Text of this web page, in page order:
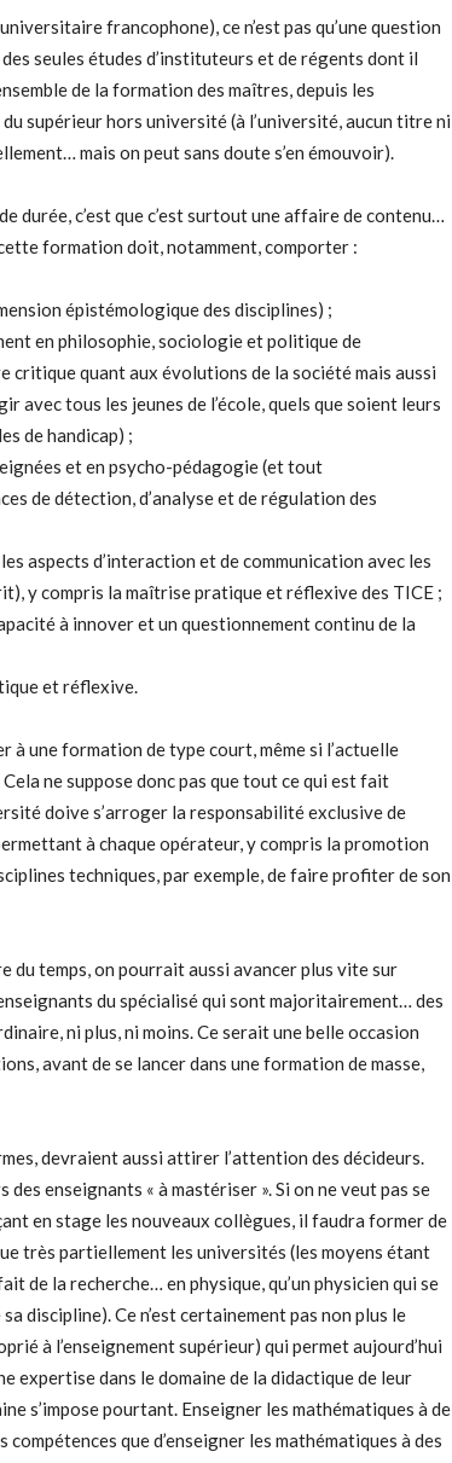
francophone), ce n’est pas qu’une question
seules études d’instituteurs et de régents dont il
de la formation des maîtres, depuis les
supérieur hors université (à l’université, aucun titre ni
mais on peut sans doute s’en émouvoir).
durée, c’est que c’est surtout une affaire de contenu…
formation doit, notamment, comporter :
épistémologique des disciplines) ;
en philosophie, sociologie et politique de
critique quant aux évolutions de la société mais aussi
avec tous les jeunes de l’école, quels que soient leurs
de handicap) ;
et en psycho-pédagogie (et tout
de détection, d’analyse et de régulation des
aspects d’interaction et de communication avec les
y compris la maîtrise pratique et réflexive des TICE ;
à innover et un questionnement continu de la
et réflexive.
une formation de type court, même si l’actuelle
ne suppose donc pas que tout ce qui est fait
doive s’arroger la responsabilité exclusive de
à chaque opérateur, y compris la promotion
techniques, par exemple, de faire profiter de son
du temps, on pourrait aussi avancer plus vite sur
du spécialisé qui sont majoritairement… des
ni plus, ni moins. Ce serait une belle occasion
avant de se lancer dans une formation de masse,
devraient aussi attirer l’attention des décideurs.
enseignants « à mastériser ». Si on ne veut pas se
en stage les nouveaux collègues, il faudra former de
très partiellement les universités (les moyens étant
de la recherche… en physique, qu’un physicien qui se
discipline). Ce n’est certainement pas non plus le
à l’enseignement supérieur) qui permet aujourd’hui
expertise dans le domaine de la didactique de leur
s’impose pourtant. Enseigner les mathématiques à de
que d’enseigner les mathématiques à des